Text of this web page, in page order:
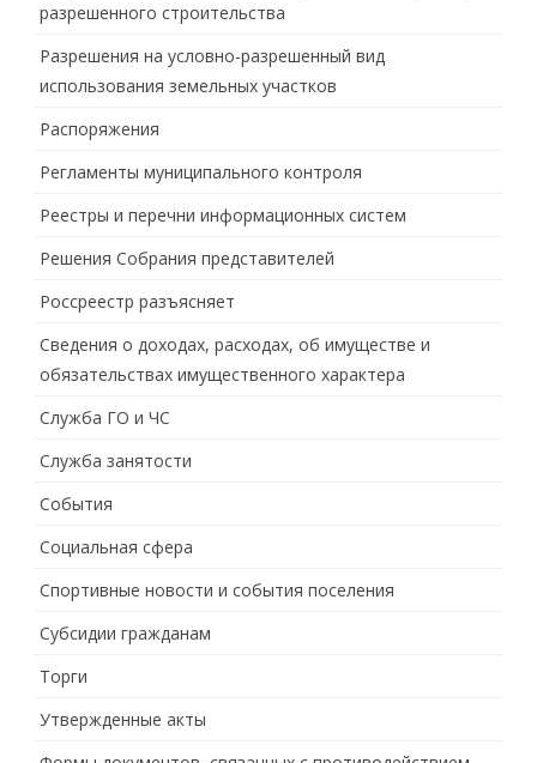
разрешенного строительства
Разрешения на условно-разрешенный вид
использования земельных участков
Распоряжения
Регламенты муниципального контроля
Реестры и перечни информационных систем
Решения Собрания представителей
Россреестр разъясняет
Сведения о доходах, расходах, об имуществе и
обязательствах имущественного характера
Служба ГО и ЧС
Служба занятости
События
Социальная сфера
Спортивные новости и события поселения
Субсидии гражданам
Торги
Утвержденные акты